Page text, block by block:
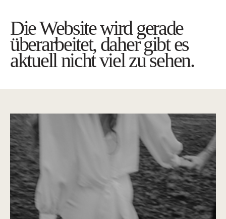
Die Website wird gerade
überarbeitet, daher gibt es
aktuell nicht viel zu sehen.